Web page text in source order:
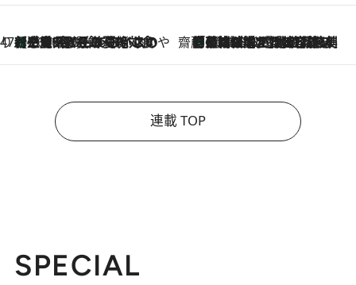
47都道府県の手みやげ ひんやりスイーツで夏を満喫
2026.8.6
【三重県】この夏絶対食べたい 冷やしておいしいおやつ3選 お餅×アイスの新感覚スイーツ 齋藤 薫 美容脳ルネサンス
2026.8.6
「荷物が増えるほど旅ストレスは増す」美容ジャーナリストがたどり着いた最終結論。“化粧品を劇的に減らす”感動の凝縮美容とは
連載 TOP
SPECIAL